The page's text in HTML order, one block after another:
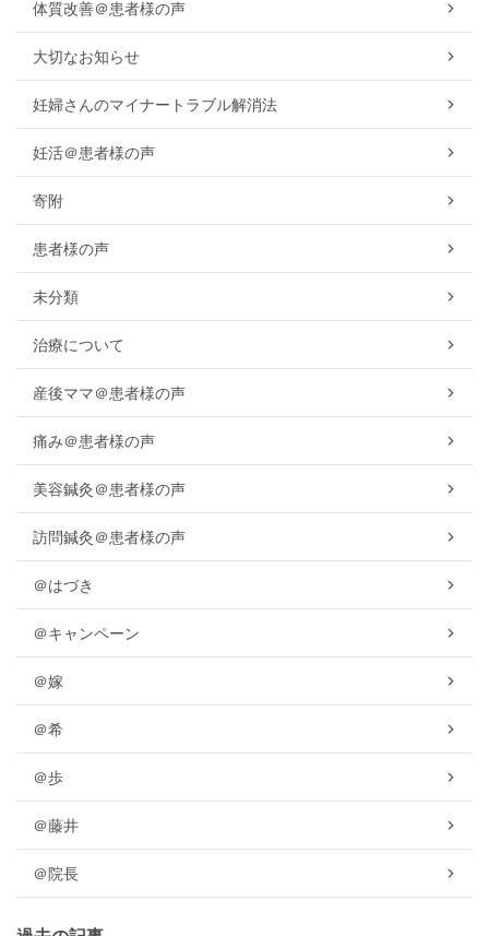
体質改善＠患者様の声
大切なお知らせ
妊婦さんのマイナートラブル解消法
妊活＠患者様の声
寄附
患者様の声
未分類
治療について
産後ママ＠患者様の声
痛み＠患者様の声
美容鍼灸＠患者様の声
訪問鍼灸＠患者様の声
＠はづき
＠キャンペーン
＠嫁
＠希
＠歩
＠藤井
＠院長